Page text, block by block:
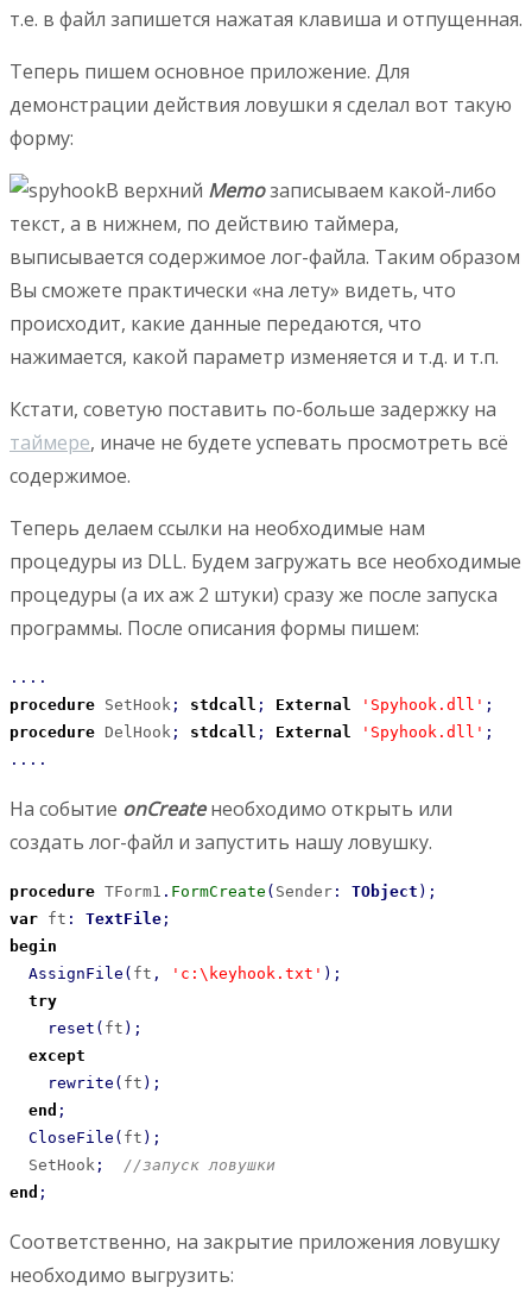
т.е. в файл запишется нажатая клавиша и отпущенная.
Теперь пишем основное приложение. Для
демонстрации действия ловушки я сделал вот такую
форму:
В верхний Memoзаписываем какой-либо
текст, а в нижнем, по действию таймера,
выписывается содержимое лог-файла. Таким образом
Вы сможете практически «на лету» видеть, что
происходит, какие данные передаются, что
нажимается, какой параметр изменяется и т.д. и т.п.
Кстати, советую поставить по-больше задержку на
таймере, иначе не будете успевать просмотреть всё
содержимое.
Теперь делаем ссылки на необходимые нам
процедуры из DLL. Будем загружать все необходимые
процедуры (а их аж 2 штуки) сразу же после запуска
программы. После описания формы пишем:
....
procedure SetHook ; stdcall ; External 'Spyhook.dll' ;
procedure DelHook ; stdcall ; External 'Spyhook.dll' ;
....
На событие onCreateнеобходимо открыть или
создать лог-файл и запустить нашу ловушку.
procedure TForm1 . FormCreate ( Sender : TObject ) ;
var ft : TextFile ;
begin
AssignFile ( ft , 'c:\keyhook.txt' ) ;
try
reset ( ft ) ;
except
rewrite ( ft ) ;
end ;
CloseFile ( ft ) ;
  SetHook
;
//запуск ловушки
end ;
Соответственно, на закрытие приложения ловушку
необходимо выгрузить: